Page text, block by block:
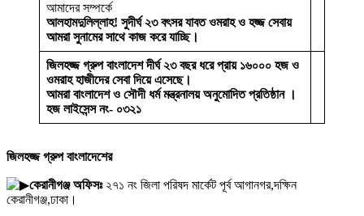
আমাদের সম্পর্কে
আলহামদুলিল্লাহ! সুদীর্ঘ ২৩ বৎসর যাবত ওমরাহ ও হজ্জ সেবায়
আমরা সুনামের সাথে কাজ করে যাচ্ছি।
জিলহজ্জ গ্রুপ বাংলাদেশ দীর্ঘ ২৩ বছর ধরে প্রায় ১৬০০০ হজ ও
ওমরাহ হাজীদের সেবা দিয়ে এসেছে।
আমরা বাংলাদেশ ও সৌদী ধর্ম মন্ত্রনালয় অনুমোদিত প্রতিষ্ঠান ।
হজ লাইসেন্স নং- ০৩২১
জিলহজ্জ গ্রুপ বাংলাদেশের
কেরানীগঞ্জ অফিসঃ২৭১ নং জিলা পরিষদ মার্কেট পূর্ব আগানগর,দক্ষিন
কেরানীগঞ্জ,ঢাকা।